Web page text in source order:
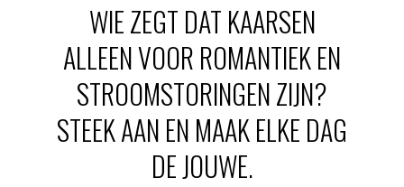
WIE ZEGT DAT KAARSEN
ALLEEN VOOR ROMANTIEK EN
STROOMSTORINGEN ZIJN?
STEEK AAN EN MAAK ELKE DAG
DE JOUWE.